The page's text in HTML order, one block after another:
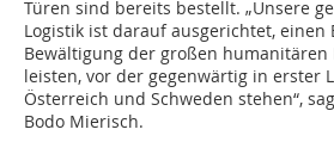
Türen sind bereits bestellt. „Unsere
Logistik ist darauf ausgerichtet, einen
Bewältigung der großen
leisten, vor der gegenwärtig in erster
Österreich und Schweden stehen“,
Bodo Mierisch.